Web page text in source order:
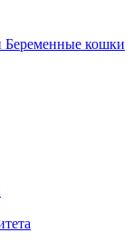
Беременные кошки